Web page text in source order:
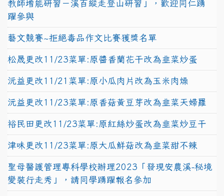
教師增能研習－溪百縱走登山研習」，歡迎同仁踴
躍參與
藝文競賽~拒絕毒品作文比賽獲獎名單
松晟更改11/23菜單:原醬香蘭花干改為韭菜炒蛋
沅益更改11/21菜單:原小瓜肉片改為玉米肉燥
沅益更改11/23菜單:原香菇黃豆芽改為韭菜天婦羅
裕民田更改11/23菜單:原紅絲炒蛋改為韭菜炒豆干
津味更改11/23菜單:原大瓜鮮菇改為韭菜甜不辣
聖母醫護管理專科學校辦理2023「發現安農溪-秘境
變裝行走秀」，請同學踴躍報名參加